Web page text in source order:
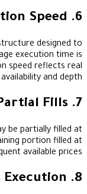
latency
Average
Execution
liquidity
orders may be
with the remaining
subsequent